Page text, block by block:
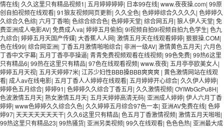
情在线| 久久这里只有精品视频1| 五月婷婷婷婷| 日本99在线| www.夜夜操.com| 99原
创自拍视频在线观看| 91狼友视频网页更新| 久久全色| 色婷婷综合久久久久| 色婷婷久
久综合久色综| 六月丁香啪| 色综合综合色| 色婷婷天堂| 综合网五月| 狼人伊人天堂| 免
费亚洲成人电影AV| 免费成人va| 婷婷五月偷拍| 9l视频自拍9l视频自拍九色学生| 色九
九综合| 婷婷五月天国产传媒| 大香蕉人人网| 激情五月天在线观看婷婷| 狠狠操.COM|
色在线99| 综合网亚洲| 丁香五月激情啪啪综合| 非洲一级AV| 激情黄色五月天| 六月色
丁香中文字幕| 五月丁香亭亭操逼| 青青免费视频观看在线视频| 99色免费| 99热6这里
只有精品6| 99热在这里只有精品| 97色在线观看视频| www.夜夜| 五月亭亭欧美女人|
婷婷五月天视| 五月天婷婷7米| 江苏少妇性BBB搡BBB爽爽爽 | 黄色激情网站在线观
看| 成人av在线电影| 五月丁香人人婷婷在线观看| 五月婷婷开心综合| 久久伊人婷婷|
婷婷色五月综合| 婷婷91| 色婷婷久久综合丁香五月| 久久激情视频| OYIWbGcPu8H|
色波激情五月天| 熟女激情五月天| 五月天婷婷高清无码| 亚洲成人婷婷| 伊人六月丁香
婷婷| www色婷婷久久综合久色| 久久婷婷五月综合97色一本| 亚洲AV免费在线| 色婷
婷97| 天天天天天天天干| 久久6这里只有精品| 色五月丁香激情视频| 激情五月天啪啪|
99热这里只有精品23| 99热骚货| 亚洲另类视频| 99久在线观看| 色色色热| 亚洲最大成